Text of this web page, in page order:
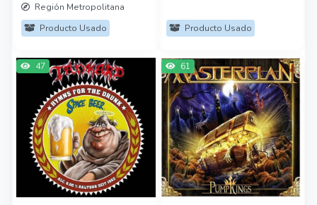
Región Metropolitana
Producto Usado
Producto Usado
47 61